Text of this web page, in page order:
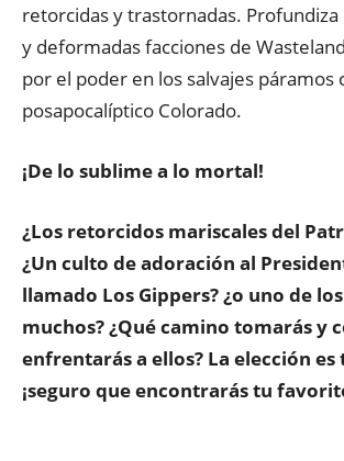
retorcidas y trastornadas. Profundiza
y deformadas facciones de
por el poder en los salvajes páramos
posapocalíptico Colorado.
¡De lo sublime a lo mortal!
¿Los retorcidos mariscales del
¿Un culto de adoración al
llamado Los Gippers? ¿o uno de
muchos? ¿Qué camino tomarás y
enfrentarás a ellos? La elección
¡seguro que encontrarás tu